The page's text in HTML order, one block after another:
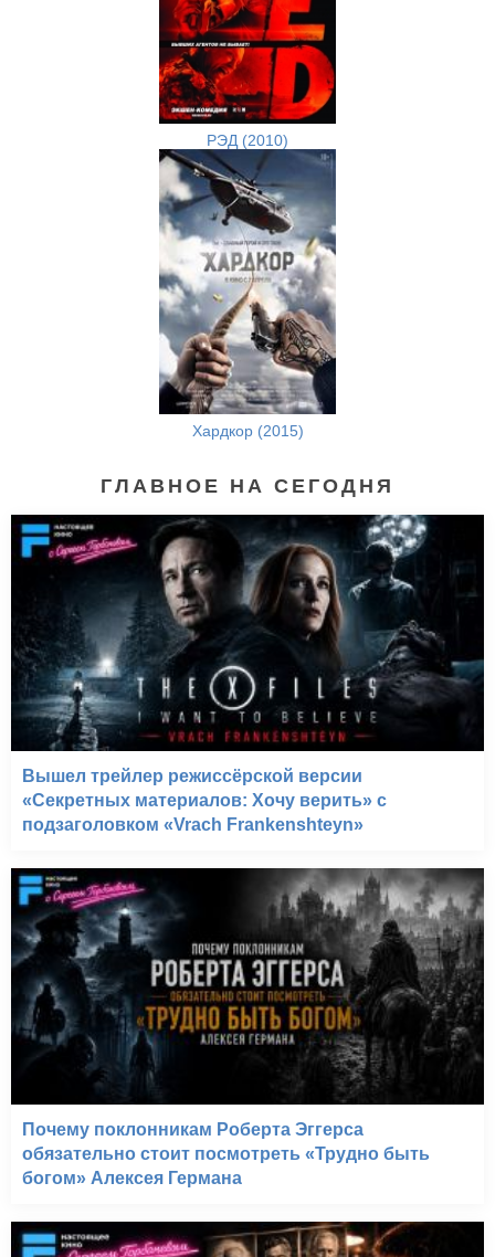
РЭД (2010)
Хардкор (2015)
ГЛАВНОЕ НА СЕГОДНЯ
Вышел трейлер режиссёрской версии
«Секретных материалов: Хочу верить» с
подзаголовком «Vrach Frankenshteyn»
Почему поклонникам Роберта Эггерса
обязательно стоит посмотреть «Трудно быть
богом» Алексея Германа